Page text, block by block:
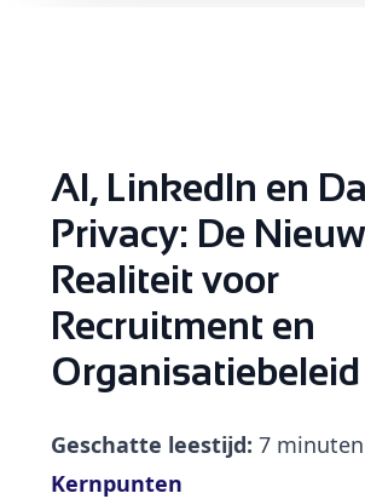
AI, LinkedIn en
Privacy: De
Realiteit voor
Recruitment en
Organisatiebeleid
Geschatte leestijd: 7 minuten
Kernpunten